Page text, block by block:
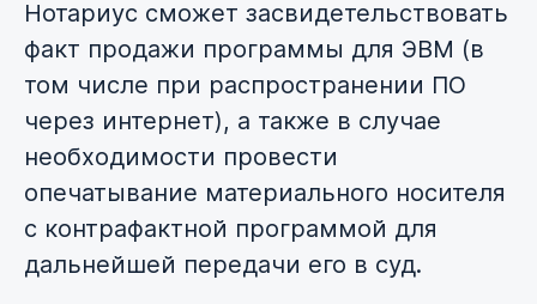
Нотариус сможет засвидетельствовать
факт продажи программы для ЭВМ (в
том числе при распространении ПО
через интернет), а также в случае
необходимости провести
опечатывание материального носителя
с контрафактной программой для
дальнейшей передачи его в суд.